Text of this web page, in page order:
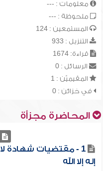
معلومات : ---
ملحوظة : ---
المستمعين : 124
التنزيل : 933
قراءة: 1674
الرسائل : 0
المقيميّن : 1
في خزائن : 0
المحاضرة مجزأة
1 - مقتضيات شهادة لا
إله إلا الله